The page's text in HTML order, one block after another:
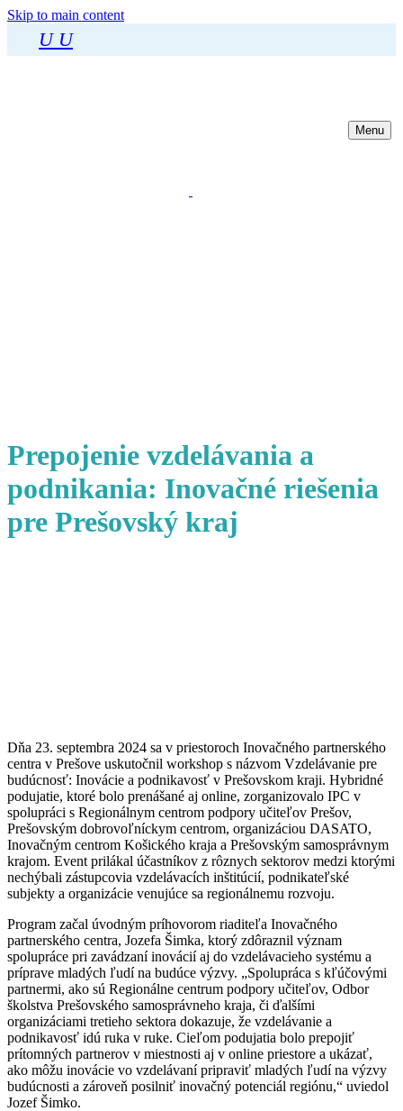
Skip to main content
U U
Menu
Prepojenie vzdelávania a
podnikania: Inovačné riešenia
pre Prešovský kraj
Dňa 23. septembra 2024 sa v priestoroch Inovačného partnerského
centra v Prešove uskutočnil workshop s názvom Vzdelávanie pre
budúcnosť: Inovácie a podnikavosť v Prešovskom kraji. Hybridné
podujatie, ktoré bolo prenášané aj online, zorganizovalo IPC v
spolupráci s Regionálnym centrom podpory učiteľov Prešov,
Prešovským dobrovoľníckym centrom, organizáciou DASATO,
Inovačným centrom Košického kraja a Prešovským samosprávnym
krajom. Event prilákal účastníkov z rôznych sektorov medzi ktorými
nechýbali zástupcovia vzdelávacích inštitúcií, podnikateľské
subjekty a organizácie venujúce sa regionálnemu rozvoju.
Program začal úvodným príhovorom riaditeľa Inovačného
partnerského centra, Jozefa Šimka, ktorý zdôraznil význam
spolupráce pri zavádzaní inovácií aj do vzdelávacieho systému a
príprave mladých ľudí na budúce výzvy. „Spolupráca s kľúčovými
partnermi, ako sú Regionálne centrum podpory učiteľov, Odbor
školstva Prešovského samosprávneho kraja, či ďalšími
organizáciami tretieho sektora dokazuje, že vzdelávanie a
podnikavosť idú ruka v ruke. Cieľom podujatia bolo prepojiť
prítomných partnerov v miestnosti aj v online priestore a ukázať,
ako môžu inovácie vo vzdelávaní pripraviť mladých ľudí na výzvy
budúcnosti a zároveň posilniť inovačný potenciál regiónu,“ uviedol
Jozef Šimko.